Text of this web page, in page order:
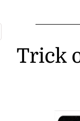
Trick